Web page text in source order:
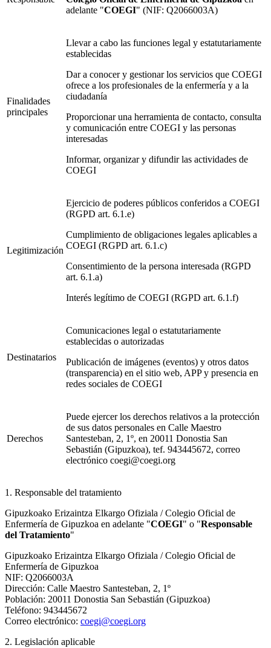
adelante "COEGI" (NIF: Q2066003A)
Finalidades
principales
Llevar a cabo las funciones legal y estatutariamente
establecidas
Dar a conocer y gestionar los servicios que COEGI
ofrece a los profesionales de la enfermería y a la
ciudadanía
Proporcionar una herramienta de contacto, consulta
y comunicación entre COEGI y las personas
interesadas
Informar, organizar y difundir las actividades de
COEGI
Legitimización
Ejercicio de poderes públicos conferidos a COEGI
(RGPD art. 6.1.e)
Cumplimiento de obligaciones legales aplicables a
COEGI (RGPD art. 6.1.c)
Consentimiento de la persona interesada (RGPD
art. 6.1.a)
Interés legítimo de COEGI (RGPD art. 6.1.f)
Destinatarios
Comunicaciones legal o estatutariamente
establecidas o autorizadas
Publicación de imágenes (eventos) y otros datos
(transparencia) en el sitio web, APP y presencia en
redes sociales de COEGI
Derechos
Puede ejercer los derechos relativos a la protección
de sus datos personales en Calle Maestro
Santesteban, 2, 1º, en 20011 Donostia San
Sebastián (Gipuzkoa), tef. 943445672, correo
electrónico coegi@coegi.org
1. Responsable del tratamiento
Gipuzkoako Erizaintza Elkargo Ofiziala / Colegio Oficial de
Enfermería de Gipuzkoa en adelante "COEGI" o "Responsable
del Tratamiento"
Gipuzkoako Erizaintza Elkargo Ofiziala / Colegio Oficial de
Enfermería de Gipuzkoa
NIF: Q2066003A
Dirección: Calle Maestro Santesteban, 2, 1º
Población: 20011 Donostia San Sebastián (Gipuzkoa)
Teléfono: 943445672
Correo electrónico: coegi@coegi.org
2. Legislación aplicable